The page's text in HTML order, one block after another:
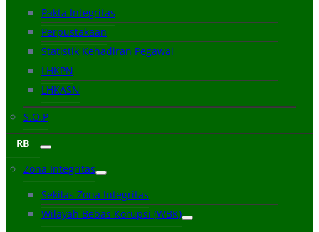
Pakta Integritas
Perpustakaan
Statistik Kehadiran Pegawai
LHKPN
LHKASN
S.O.P
RB
Zona Integritas
Sekilas Zona Integritas
Wilayah Bebas Korupsi (WBK)